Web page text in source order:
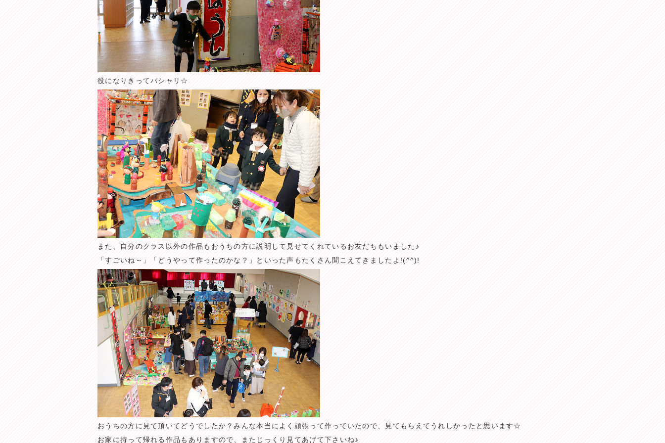
役になりきってパシャリ☆
また、自分のクラス以外の作品もおうちの方に説明して見せてくれているお友だちもいました♪
「すごいね～」「どうやって作ったのかな？」といった声もたくさん聞こえてきましたよ!(^^)!
おうちの方に見て頂いてどうでしたか？みんな本当によく頑張って作っていたので、見てもらえてうれしかったと思います☆
お家に持って帰れる作品もありますので、またじっくり見てあげて下さいね♪